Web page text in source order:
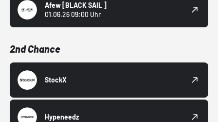
Afew [BLACK SAIL ]
01.06.26 09:00 Uhr
2nd Chance
StockX
Hypeneedz